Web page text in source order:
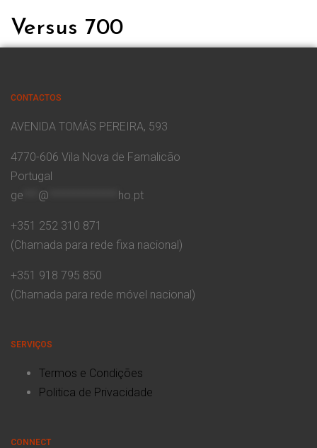
Versus 700
CONTACTOS
AVENIDA TOMÁS PEREIRA, 593
4770-606 Vila Nova de Famalicão
Portugal
ge
@ ho.pt
+351 252 310 871
(Chamada para rede fixa nacional)
+351 918 795 850
(Chamada para rede móvel nacional)
SERVIÇOS
Termos e Condições
Politica de Privacidade
CONNECT